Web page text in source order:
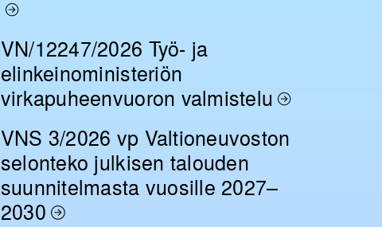
VN/12247/2026 Työ- ja
elinkeinoministeriön
virkapuheenvuoron valmistelu
VNS 3/2026 vp Valtioneuvoston
selonteko julkisen talouden
suunnitelmasta vuosille 2027–
2030